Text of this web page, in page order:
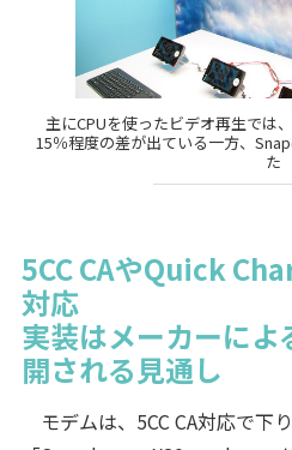
主にCPUを使ったビデオ再生では
15％程度の差が出ている一方、
た
5CC CAやQuick
対応
実装はメーカーに
開される見通し
モデムは、5CC CA対応で下